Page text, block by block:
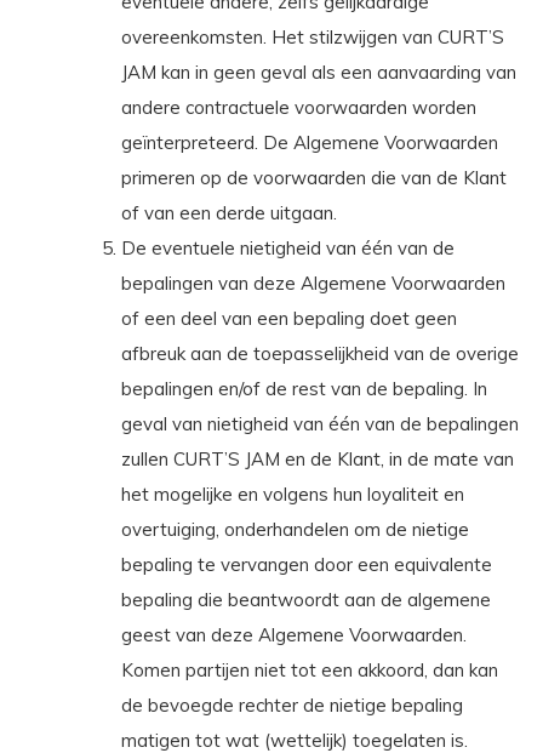
overeenkomsten. Het stilzwijgen van CURT’S
JAM kan in geen geval als een aanvaarding van
andere contractuele voorwaarden worden
geïnterpreteerd. De Algemene Voorwaarden
primeren op de voorwaarden die van de Klant
of van een derde uitgaan.
De eventuele nietigheid van één van de
bepalingen van deze Algemene Voorwaarden
of een deel van een bepaling doet geen
afbreuk aan de toepasselijkheid van de overige
bepalingen en/of de rest van de bepaling. In
geval van nietigheid van één van de bepalingen
zullen CURT’S JAM en de Klant, in de mate van
het mogelijke en volgens hun loyaliteit en
overtuiging, onderhandelen om de nietige
bepaling te vervangen door een equivalente
bepaling die beantwoordt aan de algemene
geest van deze Algemene Voorwaarden.
Komen partijen niet tot een akkoord, dan kan
de bevoegde rechter de nietige bepaling
matigen tot wat (wettelijk) toegelaten is.